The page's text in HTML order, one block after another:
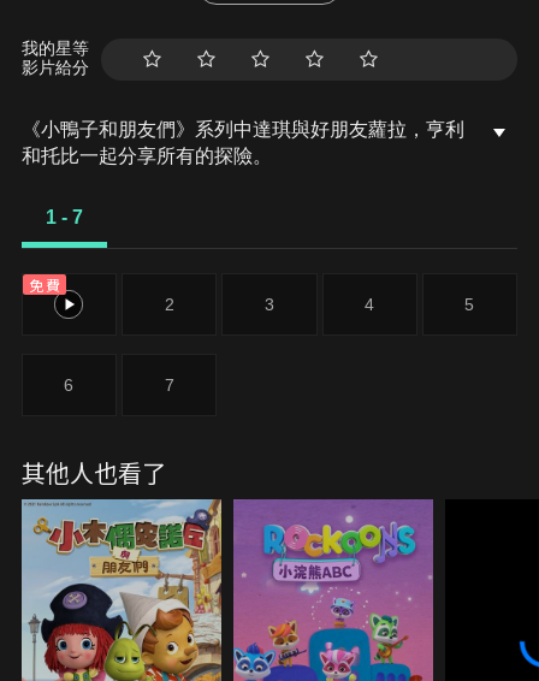
我的星等
影片給分
《小鴨子和朋友們》系列中達琪與好朋友蘿拉，亨利
和托比一起分享所有的探險。
1 - 7
免費
1 2 3 4 5
6 7
其他人也看了